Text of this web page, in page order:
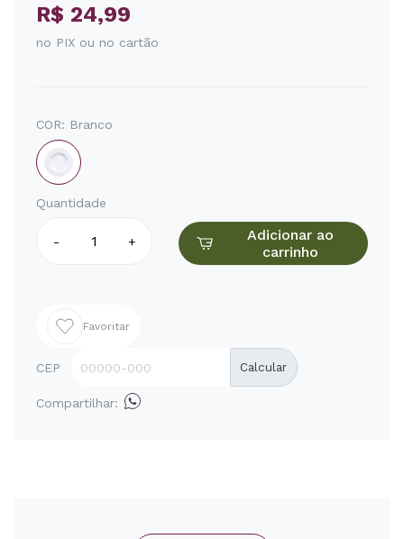
R$ 24,99
no PIX ou no cartão
COR: Branco
Quantidade
- +
Adicionar ao
carrinho
Favoritar
CEP Calcular
Compartilhar: